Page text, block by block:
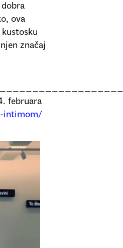
ova
značaj
februara
intimom/